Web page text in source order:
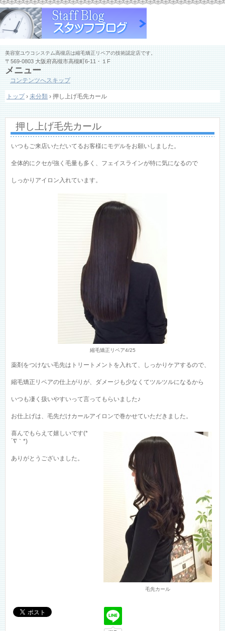
美容室ユウコシステム高槻店は縮毛矯正リペアの技術認定店です。
〒569-0803 大阪府高槻市高槻町6-11・１F
メニュー
コンテンツへスキップ
トップ › 未分類 › 押し上げ毛先カール
押し上げ毛先カール
いつもご来店いただいてるお客様にモデルをお願いしました。
全体的にクセが強く毛量も多く、フェイスラインが特に気になるので
しっかりアイロン入れています。
縮毛矯正リペア4/25
薬剤をつけない毛先はトリートメントを入れて、しっかりケアするので、
縮毛矯正リペアの仕上がりが、ダメージも少なくてツルツルになるから
いつも凄く扱いやすいって言ってもらいました♪
お仕上げは、毛先だけカールアイロンで巻かせていただきました。
毛先カール
喜んでもらえて嬉しいです(*
´∇｀*)
ありがとうございました。